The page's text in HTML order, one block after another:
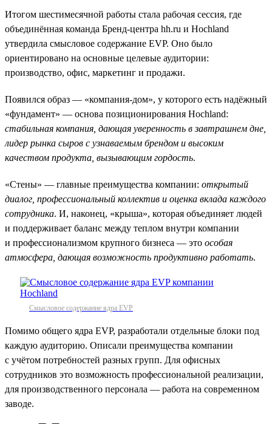
Итогом шестимесячной работы стала рабочая сессия, где
объединённая команда Бренд-центра hh.ru и Hochland
утвердила смысловое содержание EVP. Оно было
ориентировано на основные целевые аудитории:
производство, офис, маркетинг и продажи.
Появился образ — «компания-дом», у которого есть надёжный
«фундамент» — основа позиционирования Hochland:
стабильная компания, дающая уверенность в завтрашнем дне,
лидер рынка сыров с узнаваемым брендом и высоким
качеством продукта, вызывающим гордость.
«Стены» — главные преимущества компании: открытый
диалог, профессиональный коллектив и оценка вклада каждого
сотрудника. И, наконец, «крыша», которая объединяет людей
и поддерживает баланс между теплом внутри компании
и профессионализмом крупного бизнеса — это особая
атмосфера, дающая возможность продуктивно работать.
Смысловое содержание ядра EVP
Помимо общего ядра EVP, разработали отдельные блоки под
каждую аудиторию. Описали преимущества компании
с учётом потребностей разных групп. Для офисных
сотрудников это возможность профессиональной реализации,
для производственного персонала — работа на современном
заводе.